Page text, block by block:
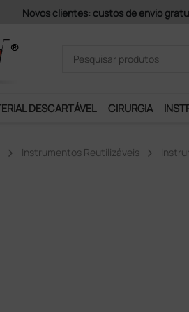
iva (exceto ilhas)
DESCARTÁVEL CIRURGIA
Instrumentos Reutilizáveis